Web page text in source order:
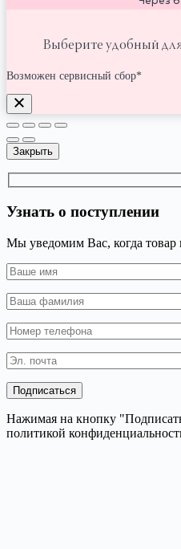
Выберите удобный
Возможен сервисный сбор*
Закрыть
Узнать о поступлении
Мы уведомим Вас, когда товар
Нажимая на кнопку
политикой